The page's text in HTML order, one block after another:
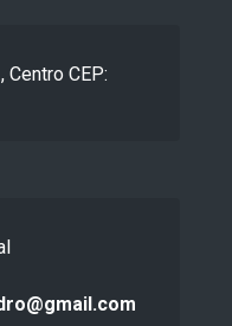
Centro CEP: